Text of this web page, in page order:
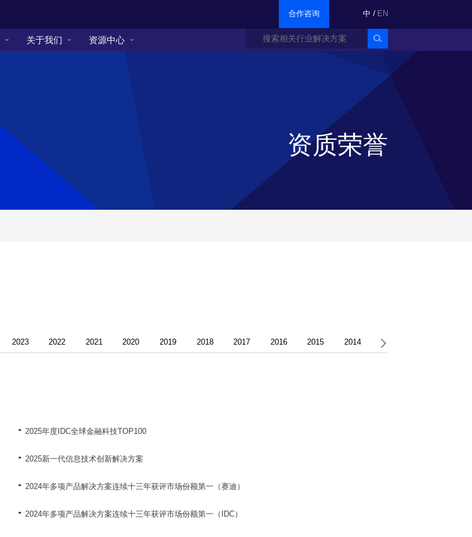
合作咨询 中 / EN
关于我们 资源中心
资质荣誉
2023 2022 2021 2020 2019 2018 2017 2016 2015 2014 2013
2025年度IDC全球金融科技TOP100
2025新一代信息技术创新解决方案
2024年多项产品解决方案连续十三年获评市场份额第一（赛迪）
2024年多项产品解决方案连续十三年获评市场份额第一（IDC）